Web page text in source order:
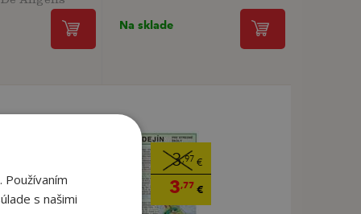
Na sklade
3,97 €
3,77 €
s našimi